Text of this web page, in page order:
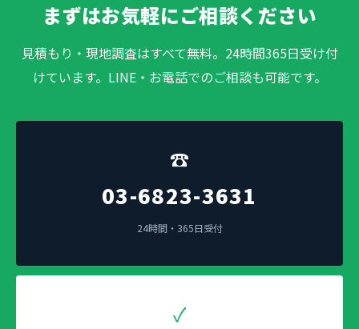
まずはお気軽にご相談ください
見積もり・現地調査はすべて無料。24時間365日受け付
けています。LINE・お電話でのご相談も可能です。
☎
03-6823-3631
24時間・365日受付
✓